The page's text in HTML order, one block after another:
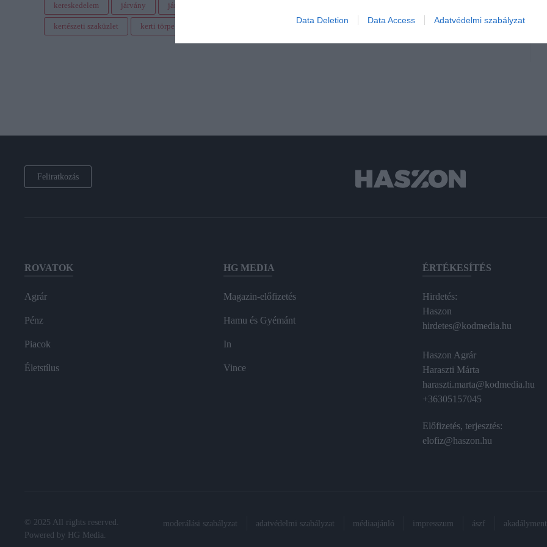
Data Deletion Data Access Adatvédelmi szabályzat
kereskedelem járvány járványügyi korlátozás
kertészeti szaküzlet kerti törpe szállítás szállítási lánc áremelés
Feliratkozás
ROVATOK
Agrár
Pénz
Piacok
Életstílus
HG MEDIA
Magazin-előfizetés
Hamu és Gyémánt
In
Vince
ÉRTÉKESÍTÉS
Hirdetés:
Haszon
hirdetes@kodmedia.hu
Haszon Agrár
Haraszti Márta
haraszti.marta@kodmedia.hu
+36305157045
Előfizetés, terjesztés:
elofiz@haszon.hu
© 2025 All rights reserved.
Powered by
HG Media.
moderálási szabályzat adatvédelmi szabályzat médiaajánló impresszum ászf